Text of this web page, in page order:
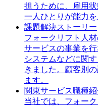
担うために、雇用
一人ひとりが能力
課題解決ストーリー
フォークリフト人
サービスの事業を
システムなどに関
きました。顧客別
ます。
関東サービス職種紹
当社では、フォー